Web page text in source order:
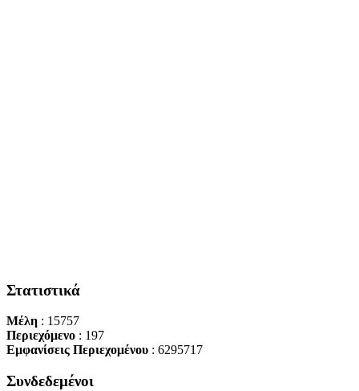
Στατιστικά
Μέλη : 15757
Περιεχόμενο : 197
Εμφανίσεις Περιεχομένου : 6295717
Συνδεδεμένοι